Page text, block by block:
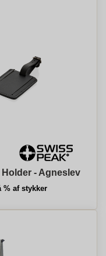
- Agneslev
% af stykker